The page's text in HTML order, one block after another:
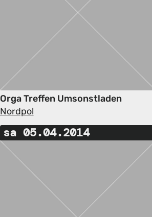
Orga Treffen Umsonstladen
Nordpol
sa 05.04.2014